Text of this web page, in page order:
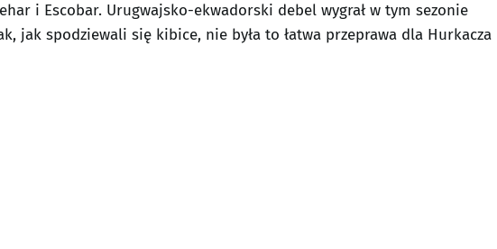
i Escobar. Urugwajsko-ekwadorski debel wygrał w tym sezonie
jak spodziewali się kibice, nie była to łatwa przeprawa dla Hurkacza